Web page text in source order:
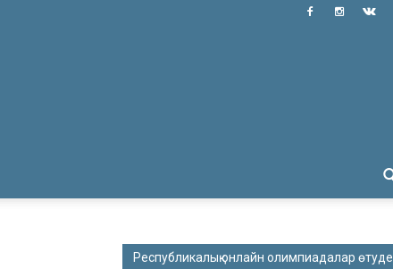
Республикалық онлайн олимпиадалар өтуде